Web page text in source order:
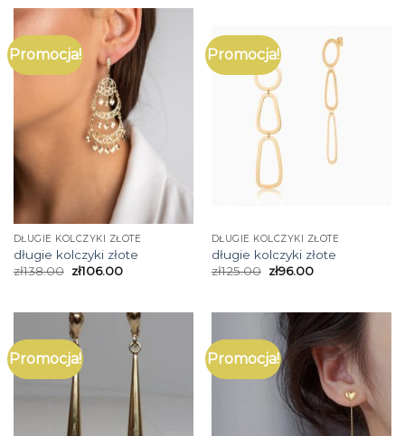
Promocja!
DŁUGIE KOLCZYKI ZŁOTE
długie kolczyki złote
zł138.00 zł106.00
Promocja!
DŁUGIE KOLCZYKI ZŁOTE
długie kolczyki złote
zł125.00 zł96.00
Promocja! Promocja!